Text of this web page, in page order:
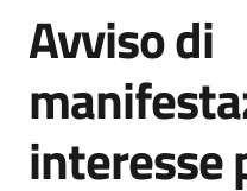
Novità
Servizi
Salta al contenuto
Avviso di
interesse